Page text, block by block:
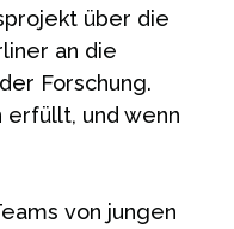
über die
an die
Forschung.
und wenn
von jungen